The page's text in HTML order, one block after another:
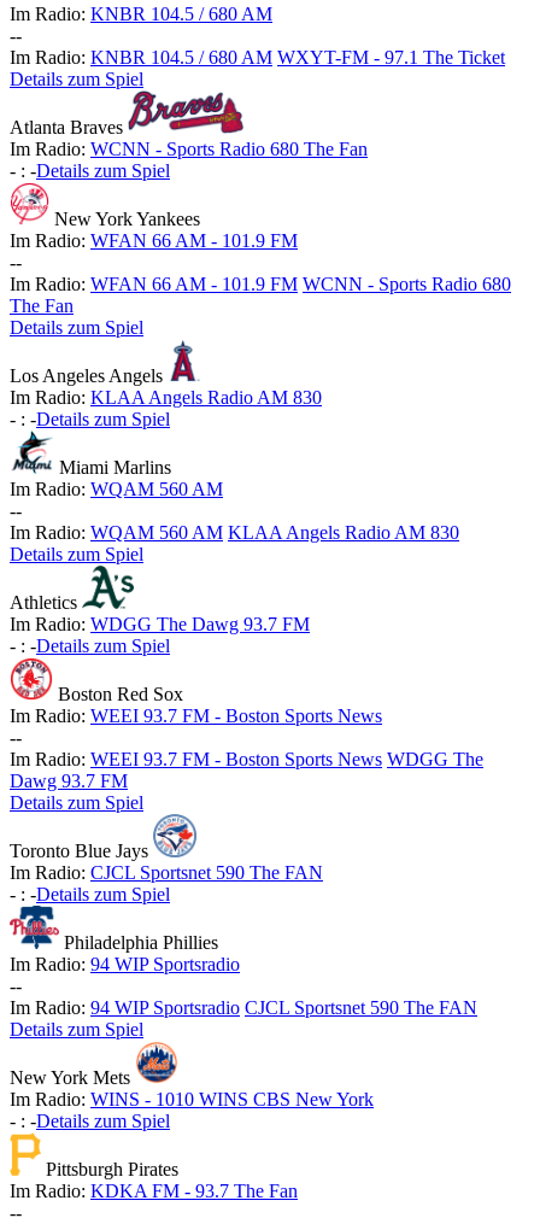
Im Radio: KNBR 104.5 / 680 AM
--
Im Radio: KNBR 104.5 / 680 AM WXYT-FM - 97.1 The Ticket
Details zum Spiel
Atlanta Braves
Im Radio: WCNN - Sports Radio 680 The Fan
- : -Details zum Spiel
New York Yankees
Im Radio: WFAN 66 AM - 101.9 FM
--
Im Radio: WFAN 66 AM - 101.9 FM WCNN - Sports Radio 680
The Fan
Details zum Spiel
Los Angeles Angels
Im Radio: KLAA Angels Radio AM 830
- : -Details zum Spiel
Miami Marlins
Im Radio: WQAM 560 AM
--
Im Radio: WQAM 560 AM KLAA Angels Radio AM 830
Details zum Spiel
Athletics
Im Radio: WDGG The Dawg 93.7 FM
- : -Details zum Spiel
Boston Red Sox
Im Radio: WEEI 93.7 FM - Boston Sports News
--
Im Radio: WEEI 93.7 FM - Boston Sports News WDGG The
Dawg 93.7 FM
Details zum Spiel
Toronto Blue Jays
Im Radio: CJCL Sportsnet 590 The FAN
- : -Details zum Spiel
Philadelphia Phillies
Im Radio: 94 WIP Sportsradio
--
Im Radio: 94 WIP Sportsradio CJCL Sportsnet 590 The FAN
Details zum Spiel
New York Mets
Im Radio: WINS - 1010 WINS CBS New York
- : -Details zum Spiel
Pittsburgh Pirates
Im Radio: KDKA FM - 93.7 The Fan
--